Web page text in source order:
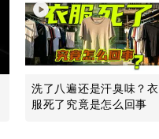
洗了八遍还是汗臭味？衣
服死了究竟是怎么回事